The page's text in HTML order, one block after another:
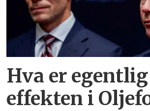
Hva er
effekten i